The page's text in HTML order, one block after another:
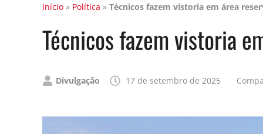
Início » Política » Técnicos fazem vistoria em área
Técnicos fazem vistoria
Publicado
Divulgação 17 de setembro de 2025